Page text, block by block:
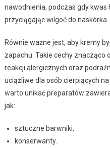
nawodnienia, podczas gdy kwas
przyciągając wilgoć do naskórka.
Równie ważne jest, aby kremy
zapachu. Takie cechy znacząco
reakcji alergicznych oraz
uciążliwe dla osób cierpiących na
warto unikać preparatów
jak:
sztuczne barwniki,
konserwanty.